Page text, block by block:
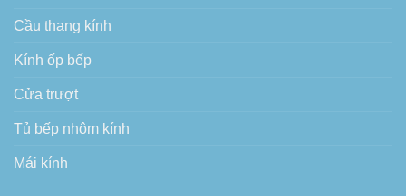
Cầu thang kính
Kính ốp bếp
Cửa trượt
Tủ bếp nhôm kính
Mái kính